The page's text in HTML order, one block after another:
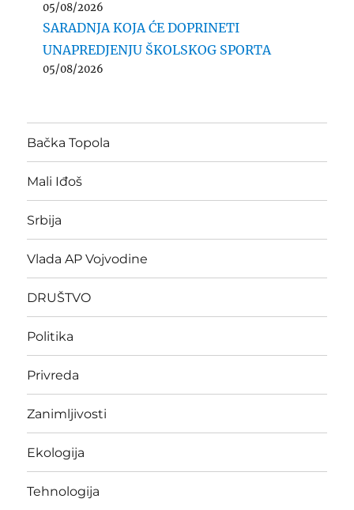
05/08/2026
SARADNJA KOJA ĆE DOPRINETI
UNAPREDJENJU ŠKOLSKOG SPORTA
05/08/2026
Bačka Topola
Mali Iđoš
Srbija
Vlada AP Vojvodine
DRUŠTVO
Politika
Privreda
Zanimljivosti
Ekologija
Tehnologija